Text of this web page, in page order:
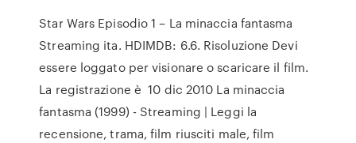
Star Wars Episodio 1 – La minaccia fantasma
Streaming ita. HDIMDB: 6.6. Risoluzione Devi
essere loggato per visionare o scaricare il film.
La registrazione è 10 dic 2010 La minaccia
fantasma (1999) - Streaming | Leggi la
recensione, trama, film riusciti male, film